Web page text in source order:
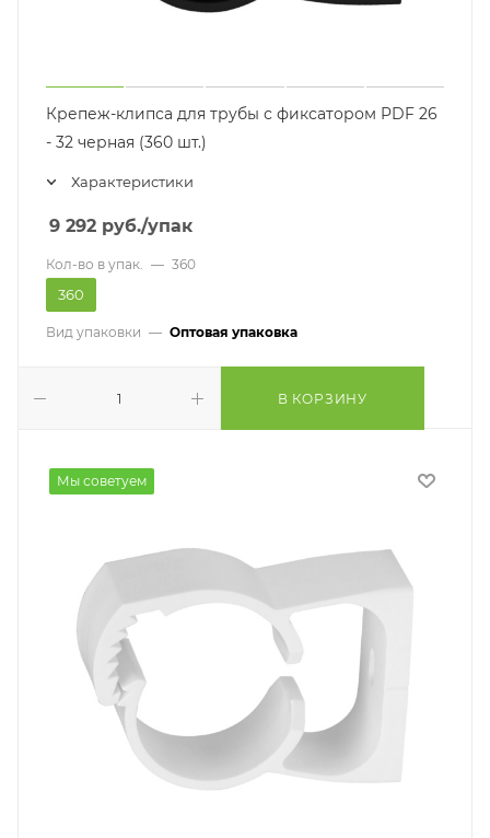
Крепеж-клипса для трубы с фиксатором PDF 26
- 32 черная (360 шт.)
Характеристики
9 292 руб./упак
Кол-во в упак. — 360
360
Вид упаковки — Оптовая упаковка
В КОРЗИНУ
Мы советуем